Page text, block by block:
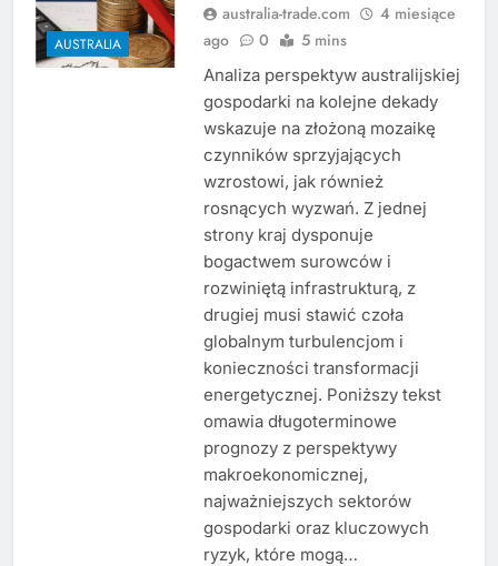
AUSTRALIA
australia-trade.com
4 miesiące
ago
0 5 mins
Analiza perspektyw australijskiej
gospodarki na kolejne dekady
wskazuje na złożoną mozaikę
czynników sprzyjających
wzrostowi, jak również
rosnących wyzwań. Z jednej
strony kraj dysponuje
bogactwem surowców i
rozwiniętą infrastrukturą, z
drugiej musi stawić czoła
globalnym turbulencjom i
konieczności transformacji
energetycznej. Poniższy tekst
omawia długoterminowe
prognozy z perspektywy
makroekonomicznej,
najważniejszych sektorów
gospodarki oraz kluczowych
ryzyk, które mogą…